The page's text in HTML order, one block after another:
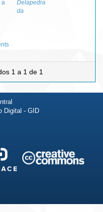
a
Delapedra
da
1 a 1 de 1
Digital - GID